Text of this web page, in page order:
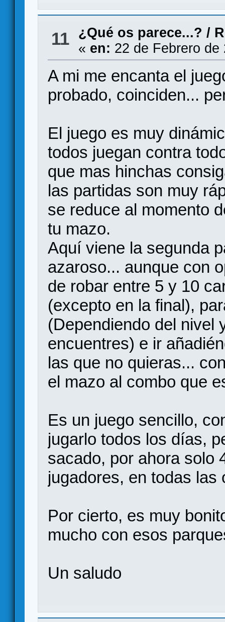
11 ¿Qué os parece...? /
« en: 22 de Febrero
A mi me encanta el
probado, coinciden...
El juego es muy
todos juegan contra
que mas hinchas
las partidas son muy
se reduce al momento
tu mazo.
Aquí viene la segunda
azaroso... aunque con
de robar entre 5 y 10
(excepto en la final),
(Dependiendo del nivel
encuentres) e ir
las que no quieras...
el mazo al combo que
Es un juego sencillo,
jugarlo todos los días,
sacado, por ahora solo
jugadores, en todas
Por cierto, es muy
mucho con esos
Un saludo